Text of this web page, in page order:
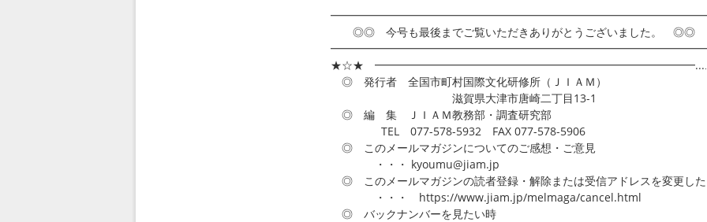
◎◎ 今号も最後までご覧いただきありがとうございました。 ◎◎
★☆★
◎ 発行者 全国市町村国際文化研修所（ＪＩＡＭ）
滋賀県大津市唐崎二丁目13-1
◎ 編 集 ＪＩＡＭ教務部・調査研究部
TEL 077-578-5932 FAX 077-578-5906
◎ このメールマガジンについてのご感想・ご意見
・・・ kyoumu@jiam.jp
◎ このメールマガジンの読者登録・解除または受信アドレスを変更し
・・・ https://www.jiam.jp/melmaga/cancel.html
◎ バックナンバーを見たい時